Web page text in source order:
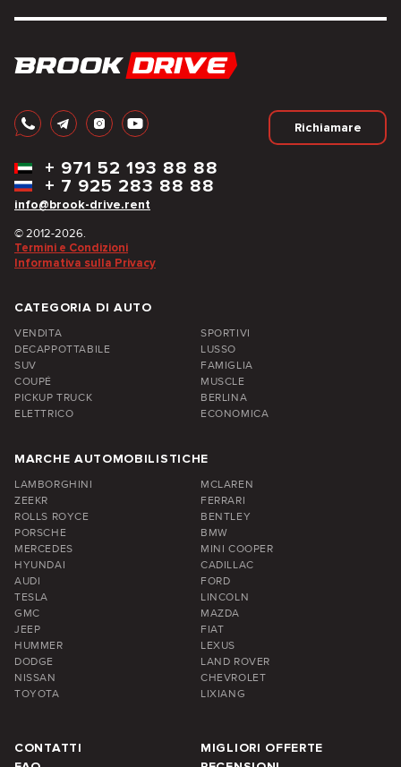
Richiamare
info@brook-drive.rent
+ 7 925 283 88 88
+ 971 52 193 88 88
© 2012-2026.
Termini e Condizioni
Informativa sulla Privacy
CATEGORIA DI AUTO
VENDITA
SPORTIVI
DECAPPOTTABILE
LUSSO
SUV
FAMIGLIA
COUPÉ
MUSCLE
PICKUP TRUCK
BERLINA
ELETTRICO
ECONOMICA
MARCHE AUTOMOBILISTICHE
LAMBORGHINI
MCLAREN
ZEEKR
FERRARI
ROLLS ROYCE
BENTLEY
PORSCHE
BMW
MERCEDES
MINI COOPER
HYUNDAI
CADILLAC
AUDI
FORD
TESLA
LINCOLN
GMC
MAZDA
JEEP
FIAT
HUMMER
LEXUS
DODGE
LAND ROVER
NISSAN
CHEVROLET
TOYOTA
LIXIANG
CONTATTI
MIGLIORI OFFERTE